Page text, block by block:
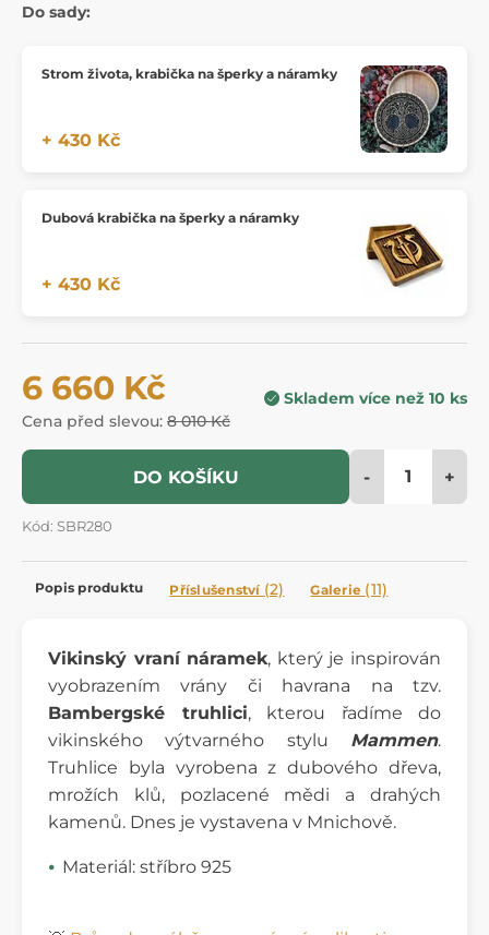
Do sady:
Strom života, krabička na šperky a náramky
+ 430 Kč
Dubová krabička na šperky a náramky
+ 430 Kč
6 660 Kč
Cena před slevou: 8 010 Kč
Skladem více než 10 ks
DO KOŠÍKU - +
Kód: SBR280
Popis produktu Příslušenství (2) Galerie (11)
Vikinský vraní náramek, který je inspirován
vyobrazením vrány či havrana na tzv.
Bambergské truhlici, kterou řadíme do
vikinského výtvarného stylu Mammen.
Truhlice byla vyrobena z dubového dřeva,
mrožích klů, pozlacené mědi a drahých
kamenů. Dnes je vystavena v Mnichově.
Materiál: stříbro 925